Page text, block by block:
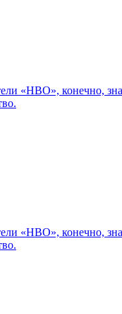
«НВО», конечно,
«НВО», конечно,